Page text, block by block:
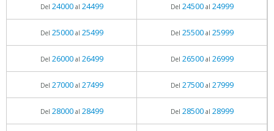
Del 24000al 24499 Del 24500al 24999
Del 25000al 25499 Del 25500al 25999
Del 26000al 26499 Del 26500al 26999
Del 27000al 27499 Del 27500al 27999
Del 28000al 28499 Del 28500al 28999